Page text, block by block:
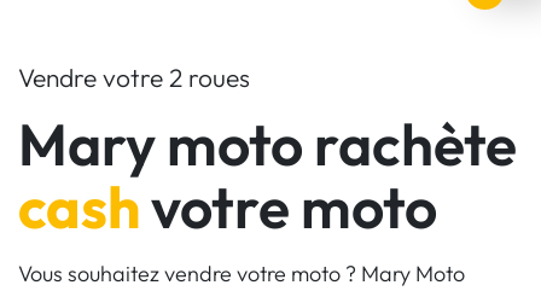
Vendre votre 2 roues
Mary moto rachète
cashvotre moto
Vous souhaitez vendre votre moto ? Mary Moto